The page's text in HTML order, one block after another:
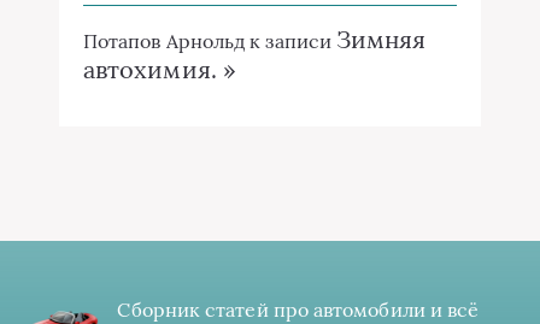
Потапов Арнольд к записи Зимняя
автохимия. »
Сборник статей про автомобили и всё